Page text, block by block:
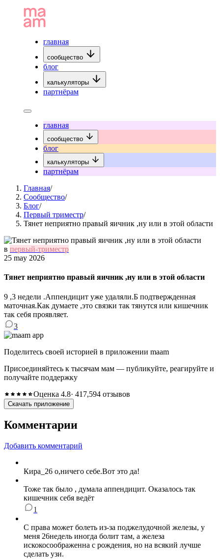
главная
сообщество
блог
калькуляторы
партнёрам
главная
сообщество
блог
калькуляторы
партнёрам
Главная/
Сообщество/
Блог/
Первый триместр/
Тянет неприятно правый яичник ,ну или в этой области
в первый-триместр
25 may 2026
Тянет неприятно правый яичник ,ну или в этой области
9 ,3 недели .Аппендицит уже удаляли.Б подтвержденная
маточная.Как думаете ,это связки так тянутся или кишечник
так себя проявляет.
3
Поделитесь своей историей в приложении maam
Присоединяйтесь к тысячам мам — публикуйте, реагируйте и
получайте поддержку
Оценка 4.8· 417,594 отзывов
Скачать приложение
Комментарии
Добавить комментарий
Кира_26 о,ничего себе.Вот это да!
Тоже так было , думала аппендицит. Оказалось так
кишечник себя ведёт
1
С права может болеть из-за поджелудочной железы, у
меня 26недель иногда болит там, а железа
искокосоображенна с рождения, но на всякий лучше
сделать узи.